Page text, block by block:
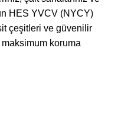
HES YVCV (NYCY)
çeşitleri ve güvenilir
koruma